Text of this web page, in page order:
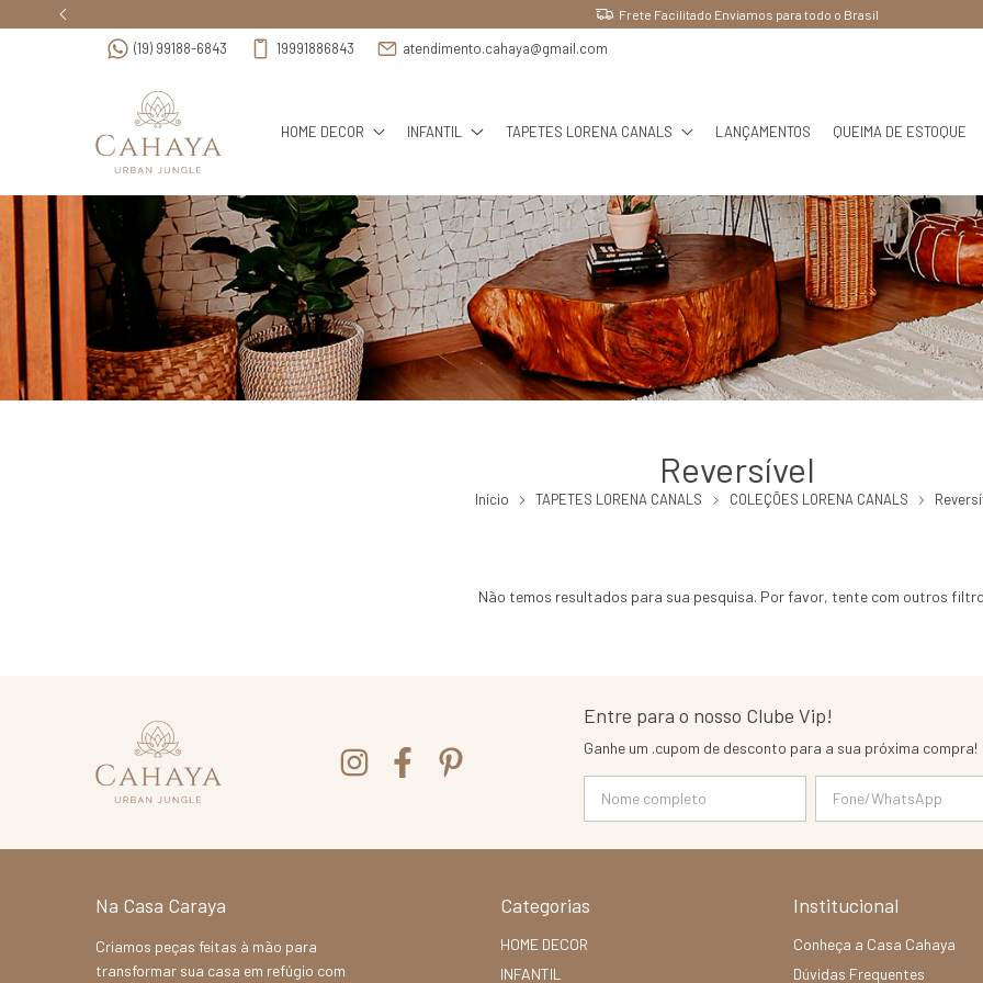
Frete Facilitado Enviamos para todo o Brasil
(19) 99188-6843 19991886843 atendimento.cahaya@gmail.com
HOME DECOR INFANTIL TAPETES LORENA CANALS LANÇAMENTOS QUEIMA DE ESTOQUE
Reversível
Início TAPETES LORENA CANALS COLEÇÕES LORENA CANALS
Não temos resultados para sua pesquisa. Por favor, tente com outros
Entre para o nosso Clube Vip!
Ganhe um .cupom de desconto para a sua próxima compra!
Na Casa Caraya
Criamos peças feitas à mão para
transformar sua casa em refúgio com
Categorias
HOME DECOR
INFANTIL
Institucional
Conheça a Casa Cahaya
Dúvidas Frequentes